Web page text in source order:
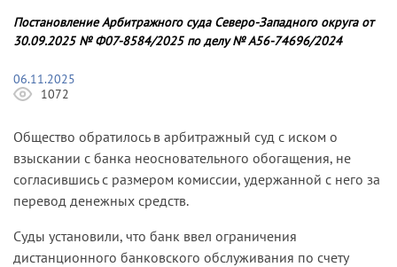
Постановление Арбитражного суда Северо-Западного округа от
30.09.2025 № Ф07-8584/2025 по делу № А56-74696/2024
06.11.2025
1072
Общество обратилось в арбитражный суд с иском о
взыскании с банка неосновательного обогащения, не
согласившись с размером комиссии, удержанной с него за
перевод денежных средств.
Суды установили, что банк ввел ограничения
дистанционного банковского обслуживания по счету